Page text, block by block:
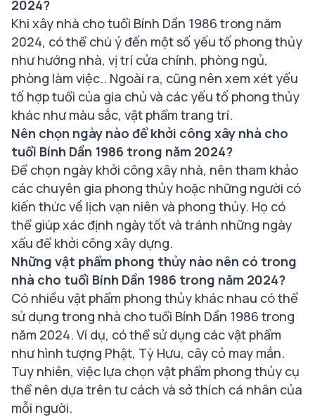
2024?
Khi xây nhà cho tuổi Bính Dần 1986 trong năm
2024, có thể chú ý đến một số yếu tố phong thủy
như hướng nhà, vị trí cửa chính, phòng ngủ,
phòng làm việc.. Ngoài ra, cũng nên xem xét yếu
tố hợp tuổi của gia chủ và các yếu tố phong thủy
khác như màu sắc, vật phẩm trang trí.
Nên chọn ngày nào để khởi công xây nhà cho
tuổi Bính Dần 1986 trong năm 2024?
Để chọn ngày khởi công xây nhà, nên tham khảo
các chuyên gia phong thủy hoặc những người có
kiến thức về lịch vạn niên và phong thủy. Họ có
thể giúp xác định ngày tốt và tránh những ngày
xấu để khởi công xây dựng.
Những vật phẩm phong thủy nào nên có trong
nhà cho tuổi Bính Dần 1986 trong năm 2024?
Có nhiều vật phẩm phong thủy khác nhau có thể
sử dụng trong nhà cho tuổi Bính Dần 1986 trong
năm 2024. Ví dụ, có thể sử dụng các vật phẩm
như hình tượng Phật, Tỳ Hưu, cây cỏ may mắn.
Tuy nhiên, việc lựa chọn vật phẩm phong thủy cụ
thể nên dựa trên tư cách và sở thích cá nhân của
mỗi người.